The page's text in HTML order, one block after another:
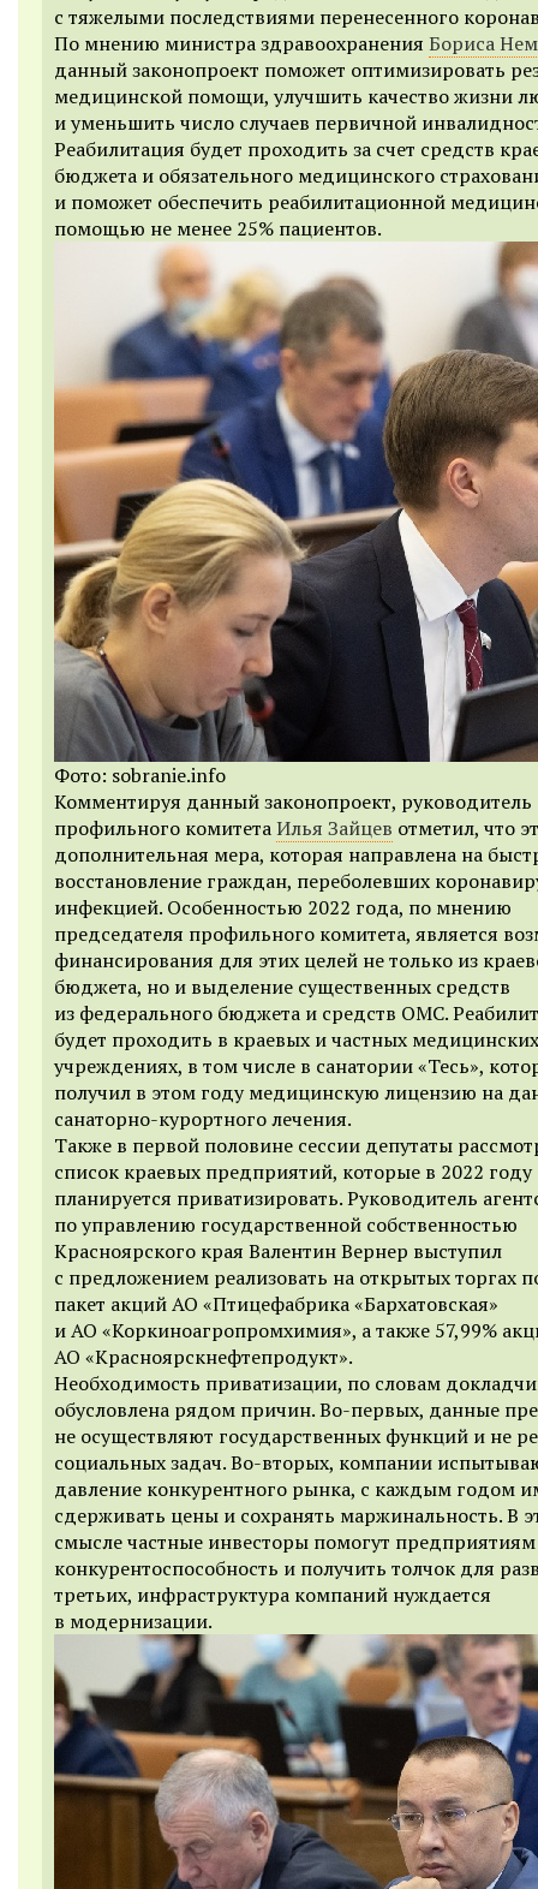
с тяжелыми последствиями перенесенного
По мнению министра здравоохранения Бориса
данный законопроект поможет оптимизировать
медицинской помощи, улучшить качество жизни
и уменьшить число случаев первичной
Реабилитация будет проходить за счет средств
бюджета и обязательного медицинского
и поможет обеспечить реабилитационной
помощью не менее 25% пациентов.
Фото: sobranie.info
Комментируя данный законопроект, руководитель
профильного комитетаИлья Зайцев отметил, что
дополнительная мера, которая направлена на
восстановление граждан, переболевших
инфекцией. Особенностью 2022 года, по мнению
председателя профильного комитета, является
финансирования для этих целей не только из
бюджета, но и выделение существенных средств
из федерального бюджета и средств ОМС.
будет проходить в краевых и частных медицинских
учреждениях, в том числе в санатории «Тесь»,
получил в этом году медицинскую лицензию на
санаторно-курортного лечения.
Также в первой половине сессии депутаты
список краевых предприятий, которые в 2022 году
планируется приватизировать. Руководитель
по управлению государственной собственностью
Красноярского края Валентин Вернер выступил
с предложением реализовать на открытых торгах
пакет акций АО «Птицефабрика «Бархатовская»
и АО «Коркиноагропромхимия», а также 57,99%
АО «Красноярскнефтепродукт».
Необходимость приватизации, по словам
обусловлена рядом причин. Во-первых, данные
не осуществляют государственных функций и не
социальных задач. Во-вторых, компании
давление конкурентного рынка, с каждым годом
сдерживать цены и сохранять маржинальность. В
смысле частные инвесторы помогут
конкурентоспособность и получить толчок для
третьих, инфраструктура компаний нуждается
в модернизации.